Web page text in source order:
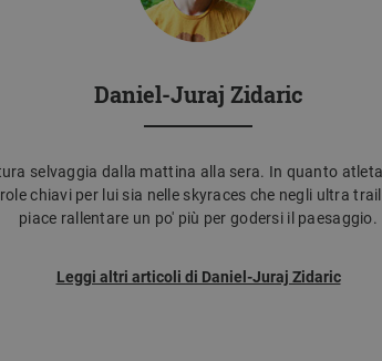
Daniel-Juraj Zidaric
selvaggia dalla mattina alla sera. In quanto
chiavi per lui sia nelle skyraces che negli ultra
piace rallentare un po' più per godersi il paesaggio.
Leggi altri articoli di Daniel-Juraj Zidaric